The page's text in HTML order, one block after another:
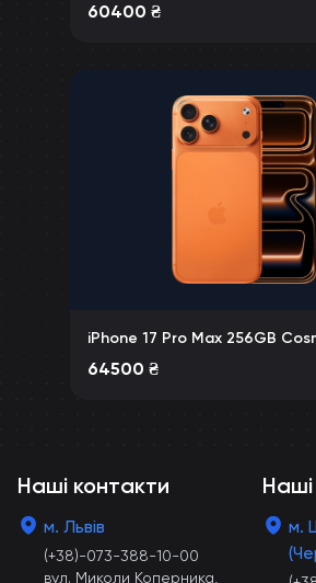
60400 ₴
iPhone 17 Pro Max 256GB
64500 ₴
Наші контакти
м. Львів
(+38)-073-388-10-00
вул. Миколи Коперника,
м.